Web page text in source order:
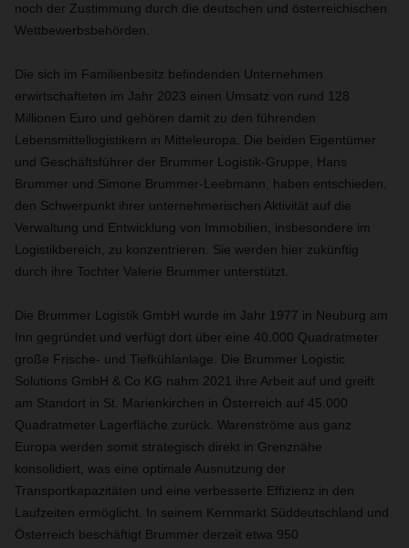
noch der Zustimmung durch die deutschen und österreichischen
Wettbewerbsbehörden.
Die sich im Familienbesitz befindenden Unternehmen
erwirtschafteten im Jahr 2023 einen Umsatz von rund 128
Millionen Euro und gehören damit zu den führenden
Lebensmittellogistikern in Mitteleuropa. Die beiden Eigentümer
und Geschäftsführer der Brummer Logistik-Gruppe, Hans
Brummer und Simone Brummer-Leebmann, haben entschieden,
den Schwerpunkt ihrer unternehmerischen Aktivität auf die
Verwaltung und Entwicklung von Immobilien, insbesondere im
Logistikbereich, zu konzentrieren. Sie werden hier zukünftig
durch ihre Tochter Valerie Brummer unterstützt.
Die Brummer Logistik GmbH wurde im Jahr 1977 in Neuburg am
Inn gegründet und verfügt dort über eine 40.000 Quadratmeter
große Frische- und Tiefkühlanlage. Die Brummer Logistic
Solutions GmbH & Co KG nahm 2021 ihre Arbeit auf und greift
am Standort in St. Marienkirchen in Österreich auf 45.000
Quadratmeter Lagerfläche zurück. Warenströme aus ganz
Europa werden somit strategisch direkt in Grenznähe
konsolidiert, was eine optimale Ausnutzung der
Transportkapazitäten und eine verbesserte Effizienz in den
Laufzeiten ermöglicht. In seinem Kernmarkt Süddeutschland und
Österreich beschäftigt Brummer derzeit etwa 950